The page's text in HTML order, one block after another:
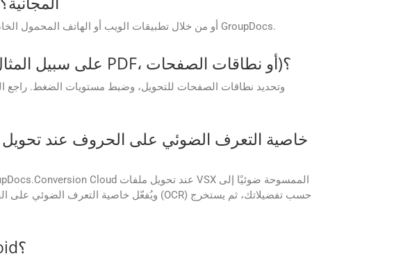
يمكن الوصول إلى تطبيقات GroupDocs.Conversion Cloud المجانية مباشرة من موقع GroupDocs أو من خلال تطبيقات الويب أو الهاتف المحمول الخاصة بـ GroupDocs.
هل يمكنني تخصيص تنسيقات الإخراج (على سبيل المثال، ضبط جودة الصورة، أو ضغط PDF، أو نطاقات الصفحات)؟
هل تتوفر مجموعة أدوات تطوير برمجيات للجوال لبناء تطبيقات Android؟